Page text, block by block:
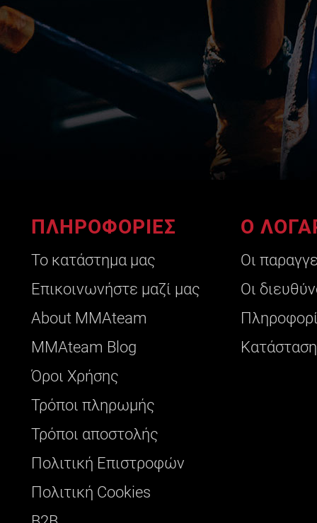
ΠΛΗΡΟΦΟΡΙΕΣ
Το κατάστημα μας
Επικοινωνήστε μαζί μας
About ΜΜΑteam
ΜΜΑteam Blog
Όροι Χρήσης
Τρόποι πληρωμής
Τρόποι αποστολής
Πολιτική Επιστροφών
Πολιτική Cookies
Ο
Οι
Οι